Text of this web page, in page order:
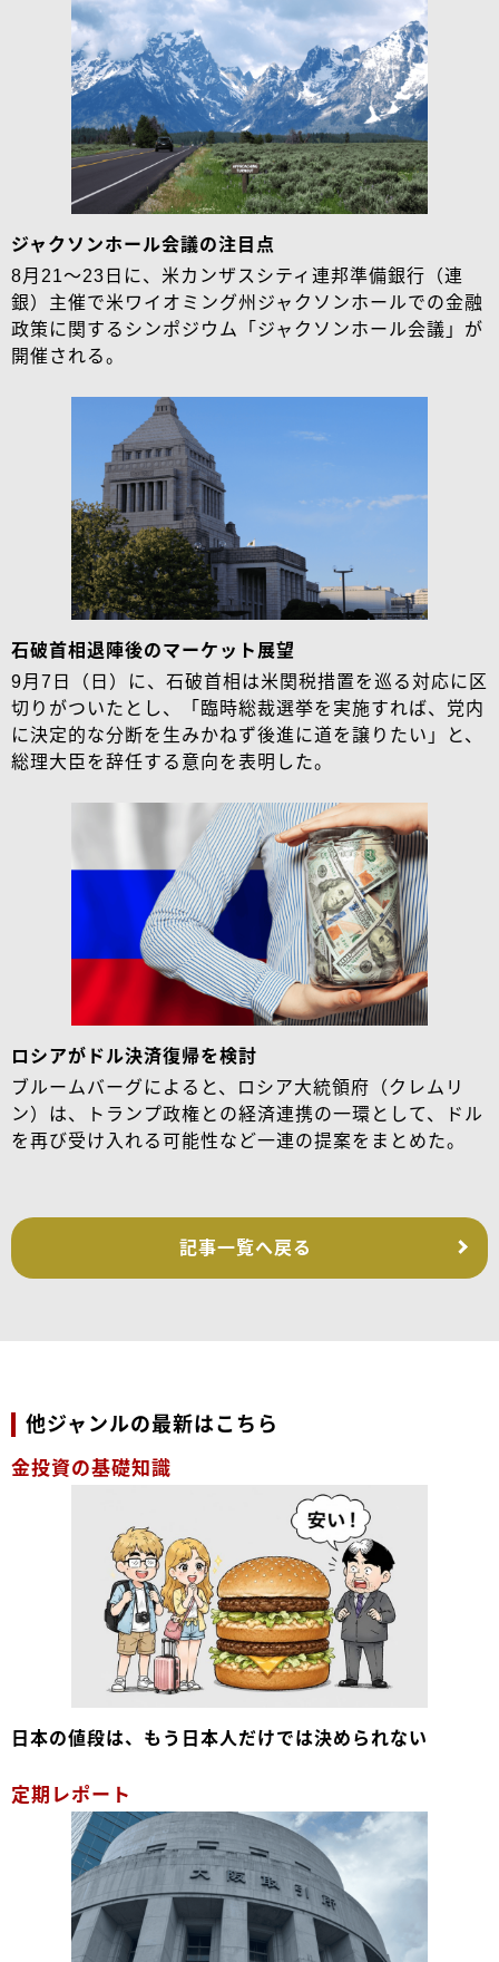
ジャクソンホール会議の注目点
8月21～23日に、米カンザスシティ連邦準備銀行（連
銀）主催で米ワイオミング州ジャクソンホールでの金融
政策に関するシンポジウム「ジャクソンホール会議」が
開催される。
石破首相退陣後のマーケット展望
9月7日（日）に、石破首相は米関税措置を巡る対応に区
切りがついたとし、「臨時総裁選挙を実施すれば、党内
に決定的な分断を生みかねず後進に道を譲りたい」と、
総理大臣を辞任する意向を表明した。
ロシアがドル決済復帰を検討
ブルームバーグによると、ロシア大統領府（クレムリ
ン）は、トランプ政権との経済連携の一環として、ドル
を再び受け入れる可能性など一連の提案をまとめた。
記事一覧へ戻る
他ジャンルの最新はこちら
金投資の基礎知識
日本の値段は、もう日本人だけでは決められない
定期レポート